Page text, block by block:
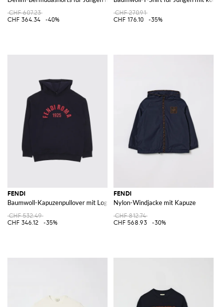
CHF 607.23
CHF 364.34
-40%
CHF 270.91
CHF 176.10
-35%
FENDI
Baumwoll-Kapuzenpullover mit Logo
CHF 532.49
CHF 346.12
-35%
FENDI
Nylon-Windjacke mit Kapuze
CHF 812.74
CHF 568.93
-30%